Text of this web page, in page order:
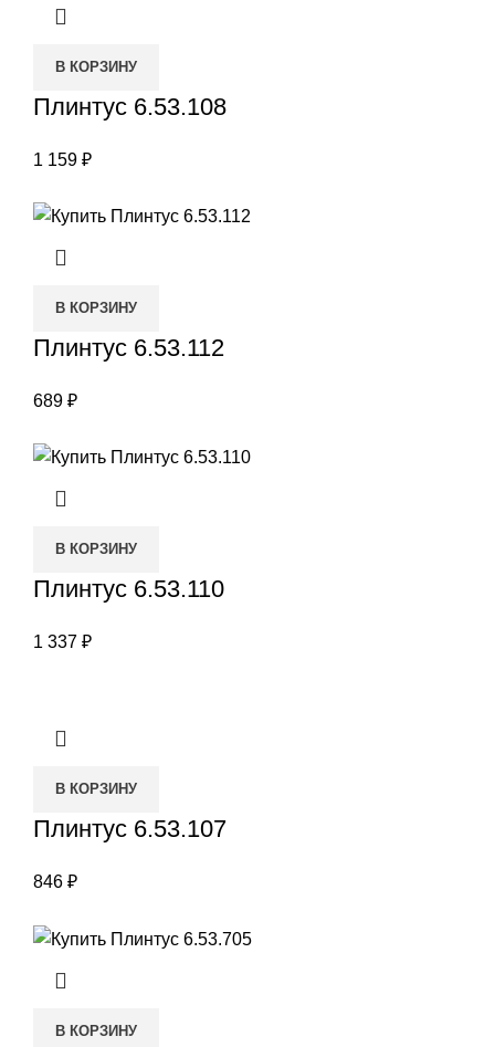
В КОРЗИНУ
Плинтус 6.53.108
1 159 ₽
В КОРЗИНУ
Плинтус 6.53.112
689 ₽
В КОРЗИНУ
Плинтус 6.53.110
1 337 ₽
В КОРЗИНУ
Плинтус 6.53.107
846 ₽
В КОРЗИНУ